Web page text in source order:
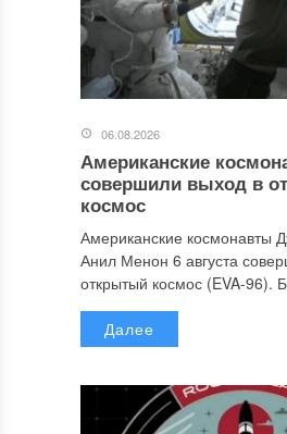
06.08.2026
Американские
совершили выход в
космос
Американские космонавты
Анил Менон 6 августа
открытый космос (EVA-96).
Далее